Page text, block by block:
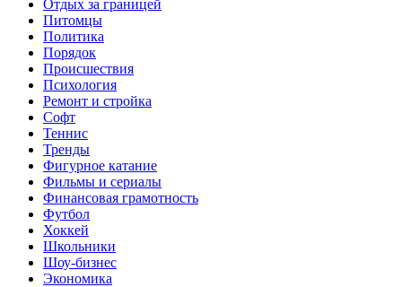
Отдых за границей
Питомцы
Политика
Порядок
Происшествия
Психология
Ремонт и стройка
Софт
Теннис
Тренды
Фигурное катание
Фильмы и сериалы
Финансовая грамотность
Футбол
Хоккей
Школьники
Шоу-бизнес
Экономика